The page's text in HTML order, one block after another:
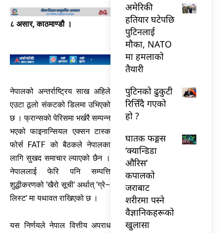
८ असार, काठमाण्डौ ।
नेपालको अन्तर्राष्ट्रिय साख अहिले
एउटा ठूलो संकटको डिलमा उभिएको
छ । फ्रान्सको पेरिसमा भर्खरै सम्पन्न
भएको फाइनान्सियल एक्सन टास्क
फोर्स FATF को बैठकले नेपालका
लागि सुखद समाचार ल्याएको छैन ।
नेपाललाई फेरि पनि सम्पत्ति
शुद्धीकरणको ’खैरो सूची’ अर्थात् ’ग्रे–
लिस्ट’ मा यथावत राखिएको छ ।
यस निर्णयले नेपाल वित्तीय अपराध
अमेरिकी
हतियार घटेपछि
पुटिनलाई
मौका, NATO
मा हमलाको
तैयारी
पुटिनको ढुकुटी
रित्तिँदै गएको
हो ?
घातक फङ्गस
‘क्यान्डिडा
औरिस’
कपालको
जराबाट
शरीरमा पस्ने
वैज्ञानिकहरूको
खुलासा